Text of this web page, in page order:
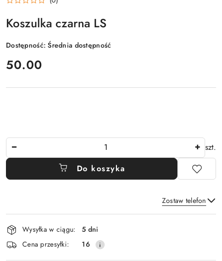
Koszulka czarna LS
Dostępność:Średnia dostępność
cena:
50.00
szt.
Do koszyka
Zostaw telefon
Wyślij
Dostępność
i
dostawa
Wysyłka w ciągu:
5 dni
Cena przesyłki:
16